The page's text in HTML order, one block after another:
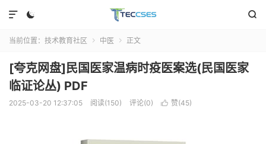
 

当前位置： 技术教育社区  中医  正文
[夸克网盘]民国医家温病时疫医案选(民国医家
临证论丛) PDF
2025-03-20 12:37:05 阅读(150) 评论(0)  赞(45)